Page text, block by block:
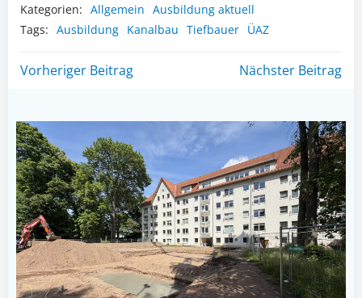
Kategorien: Allgemein Ausbildung aktuell
Tags: Ausbildung Kanalbau Tiefbauer ÜAZ
Post
navigation
Vorheriger Beitrag
Post
navigation
Nächster Beitrag